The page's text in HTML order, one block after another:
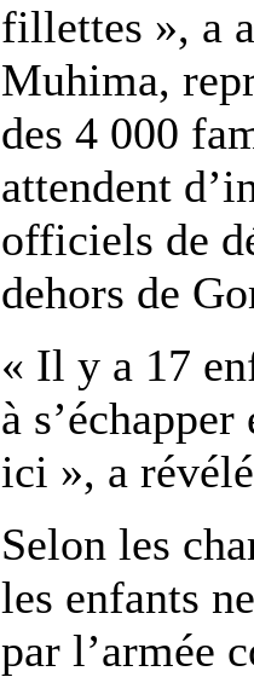
fillettes », a
Muhima,
des 4 000
attendent
officiels de
dehors de
« Il y a 17
à
ici », a
Selon les
les enfants
par l’armée